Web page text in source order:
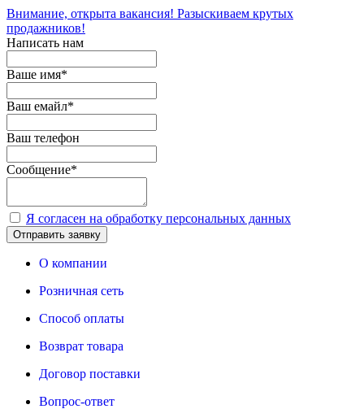
Внимание, открыта вакансия! Разыскиваем крутых
продажников!
Написать нам
Ваше имя*
Ваш емайл*
Ваш телефон
Сообщение*
Я согласен на обработку персональных данных
Отправить заявку
О компании
Розничная сеть
Способ оплаты
Возврат товара
Договор поставки
Вопрос-ответ